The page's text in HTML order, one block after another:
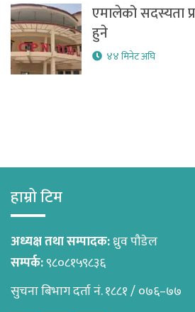
एमालेको सदस्यता
हुने
४४ मिनेट अघि
हाम्रो टिम
अध्यक्ष तथा सम्पादक:ध्रुव पौडेल
सम्पर्क:९८०८१५९८३६
सुचना बिभाग दर्ता नं. १८८१ / ०७६–७७